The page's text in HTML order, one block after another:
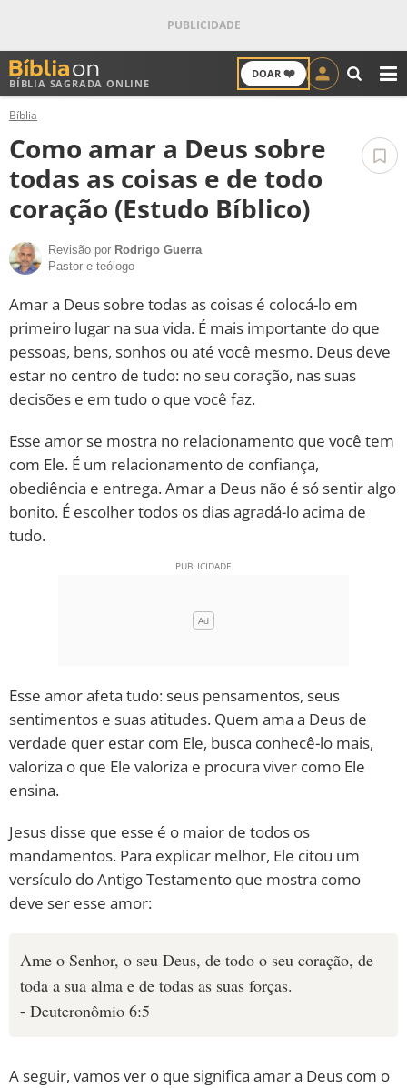
BÍBLIA SAGRADA ONLINE
DOAR ❤️
ANTIGO TESTAMENTO
NOVO TESTAMENTO
VERSÍCULOS
VERSÍCULO DO DIA
PALAVRA DO DIA
SALMO DO DIA
DEVOCIONAL DIÁRIO
10 MANDAMENTOS
ESTUDOS BÍBLICOS
ESBOÇOS DE PREGAÇÃO
QUEM SOMOS
LOJA BÍBLIAON
Bíblia
Como amar a Deus sobre
todas as coisas e de todo
coração (Estudo Bíblico)
Revisão por Rodrigo Guerra
Pastor e teólogo
Amar a Deus sobre todas as coisas é colocá-lo em
primeiro lugar na sua vida. É mais importante do que
pessoas, bens, sonhos ou até você mesmo. Deus deve
estar no centro de tudo: no seu coração, nas suas
decisões e em tudo o que você faz.
Esse amor se mostra no relacionamento que você tem
com Ele. É um relacionamento de confiança,
obediência e entrega. Amar a Deus não é só sentir algo
bonito. É escolher todos os dias agradá-lo acima de
tudo.
Esse amor afeta tudo: seus pensamentos, seus
sentimentos e suas atitudes. Quem ama a Deus de
verdade quer estar com Ele, busca conhecê-lo mais,
valoriza o que Ele valoriza e procura viver como Ele
ensina.
Jesus disse que esse é o maior de todos os
mandamentos. Para explicar melhor, Ele citou um
versículo do Antigo Testamento que mostra como
deve ser esse amor:
Ame o Senhor, o seu Deus, de todo o seu coração, de
toda a sua alma e de todas as suas forças.
- Deuteronômio 6:5
A seguir, vamos ver o que significa amar a Deus com o